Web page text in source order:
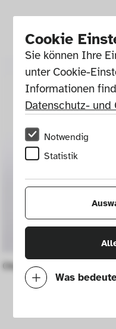
Cookie
Sie können Ihre
unter Cookie-
Datenschutz-
Notwendig
Statistik
Was
Mit diesen
Object Doppelplatte